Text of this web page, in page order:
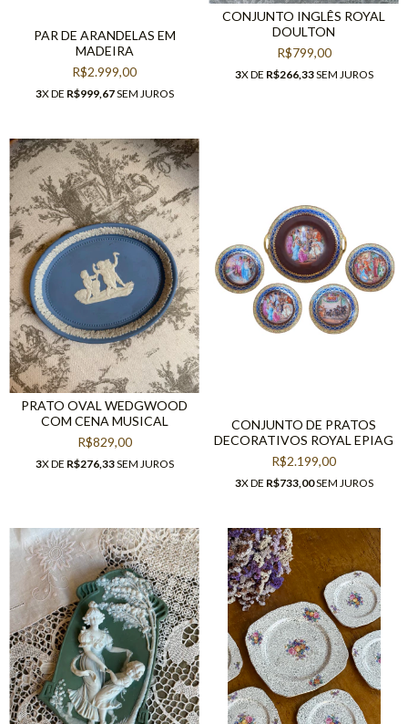
PAR DE ARANDELAS EM
MADEIRA
R$2.999,00
3X DE R$999,67SEM JUROS
CONJUNTO INGLÊS ROYAL
DOULTON
R$799,00
3X DE R$266,33SEM JUROS
PRATO OVAL WEDGWOOD
COM CENA MUSICAL
R$829,00
3X DE R$276,33SEM JUROS
CONJUNTO DE PRATOS
DECORATIVOS ROYAL EPIAG
R$2.199,00
3X DE R$733,00SEM JUROS